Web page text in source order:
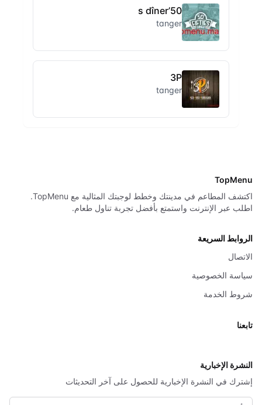
50’s dîner
tanger
3P
tanger
TopMenu
اكتشف المطاعم في مدينتك وخطط لوجبتك المثالية مع TopMenu.
اطلب عبر الإنترنت واستمتع بأفضل تجربة تناول طعام.
الروابط السريعة
الاتصال
سياسة الخصوصية
شروط الخدمة
تابعنا
النشرة الإخبارية
إشترك في النشرة الإخبارية للحصول على آخر التحديثات